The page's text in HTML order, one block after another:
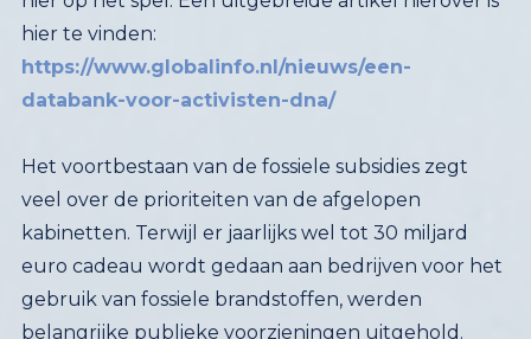
hier te vinden:
https://www.globalinfo.nl/nieuws/een-
databank-voor-activisten-dna/
Het voortbestaan van de fossiele subsidies zegt
veel over de prioriteiten van de afgelopen
kabinetten. Terwijl er jaarlijks wel tot 30 miljard
euro cadeau wordt gedaan aan bedrijven voor het
gebruik van fossiele brandstoffen, werden
belangrijke publieke voorzieningen uitgehold.
Sectoren als zorg, onderwijs en huisvesting werden
kaal bezuinigd en vermarkt. En terwijl de
winstzucht van bedrijven vrij spel krijgt, wordt ons